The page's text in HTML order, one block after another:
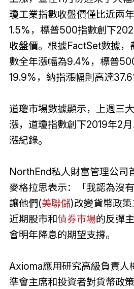
瓊工業指數收盤價僅比近兩
1.5%，標普500指數創下
收盤價。根據FactSet數據，
數全年漲幅為9.4%，標普
19.9%，納指漲幅則高達
道瓊市場數據顯示，上週三
漲，道瓊指數創下2019年2
漲紀錄。
NorthEnd私人財富管理公司
麥格拉思表示：「我認為沒
讓他們(美聯儲)改變貨幣政策
近期股市和債券市場的反彈
會明年降息的期望支撐。
Axioma應用研究高級負責人
準會主席和投資者對貨幣政